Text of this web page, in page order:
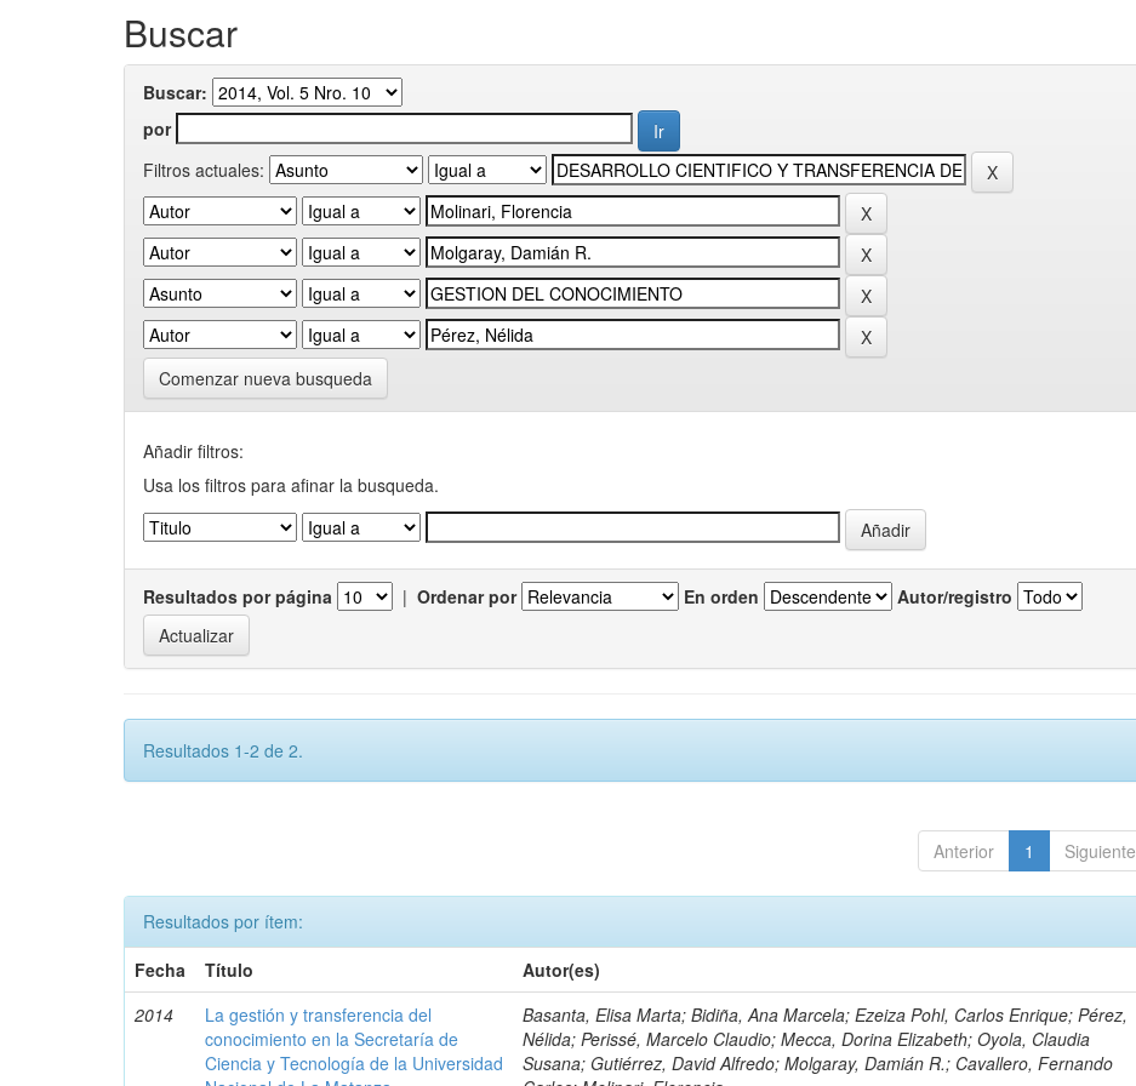
Buscar
Buscar:
por
Filtros actuales:
Comenzar nueva busqueda
Añadir filtros:
Usa los filtros para afinar la busqueda.
Resultados por página | Ordenar por En orden Autor/registro
Resultados 1-2 de 2.
Anterior 1 Siguiente
Resultados por ítem:
Fecha
Título
Autor(es)
2014
La gestión y transferencia del
conocimiento en la Secretaría de
Ciencia y Tecnología de la Universidad
Basanta, Elisa Marta; Bidiña, Ana Marcela; Ezeiza Pohl, Carlos Enrique; Pérez,
Nélida; Perissé, Marcelo Claudio; Mecca, Dorina Elizabeth; Oyola, Claudia
Susana; Gutiérrez, David Alfredo; Molgaray, Damián R.; Cavallero, Fernando